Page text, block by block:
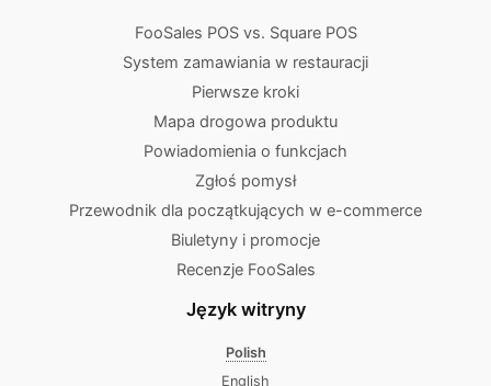
FooSales POS vs. Square POS
System zamawiania w restauracji
Pierwsze kroki
Mapa drogowa produktu
Powiadomienia o funkcjach
Zgłoś pomysł
Przewodnik dla początkujących w e-commerce
Biuletyny i promocje
Recenzje FooSales
Język witryny
Polish
English